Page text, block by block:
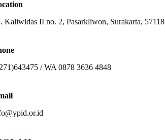
Kaliwidas II no. 2, Pasarkliwon, Surakarta, 57118
/ WA 0878 3636 4848